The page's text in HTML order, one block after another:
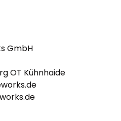
GmbH
OT Kühnhaide